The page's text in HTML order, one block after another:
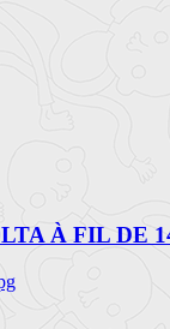
À FIL DE